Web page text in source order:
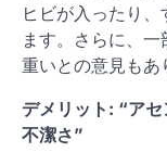
ヒビが入ったり
ます。さらに、
重いとの意見もあ
デメリット: “ア
不潔さ”